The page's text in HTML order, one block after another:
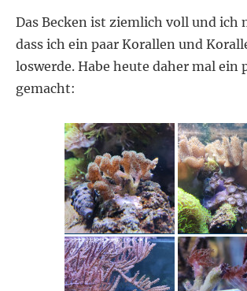
Das Becken ist ziemlich voll und ich
dass ich ein paar Korallen und
loswerde. Habe heute daher mal ein
gemacht: